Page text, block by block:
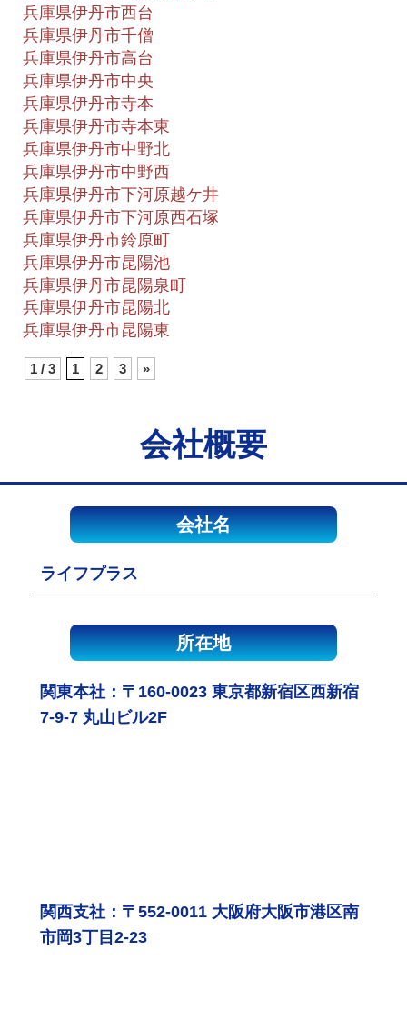
兵庫県伊丹市西台
兵庫県伊丹市千僧
兵庫県伊丹市高台
兵庫県伊丹市中央
兵庫県伊丹市寺本
兵庫県伊丹市寺本東
兵庫県伊丹市中野北
兵庫県伊丹市中野西
兵庫県伊丹市下河原越ケ井
兵庫県伊丹市下河原西石塚
兵庫県伊丹市鈴原町
兵庫県伊丹市昆陽池
兵庫県伊丹市昆陽泉町
兵庫県伊丹市昆陽北
兵庫県伊丹市昆陽東
1 / 3 1 2 3 »
会社概要
会社名
ライフプラス
所在地
関東本社：〒160-0023 東京都新宿区西新宿
7-9-7 丸山ビル2F
関西支社：〒552-0011 大阪府大阪市港区南
市岡3丁目2-23